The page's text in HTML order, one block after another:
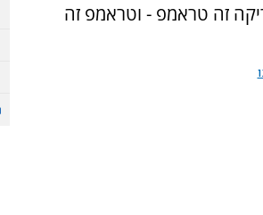
אמריקה זה טראמפ - וטראמפ זה